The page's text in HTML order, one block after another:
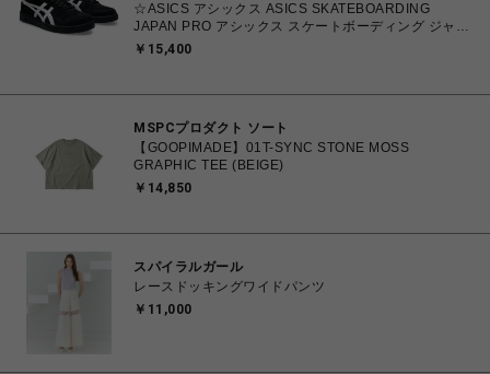
☆ASICS アシックス ASICS SKATEBOARDING
JAPAN PRO アシックス スケートボーディング ジャパ
ンプロ Black/White 26.0㎝～28.5㎝
￥15,400
MSPCプロダクト ソート
【GOOPIMADE】01T-SYNC STONE MOSS
GRAPHIC TEE (BEIGE)
￥14,850
スパイラルガール
レースドッキングワイドパンツ
￥11,000